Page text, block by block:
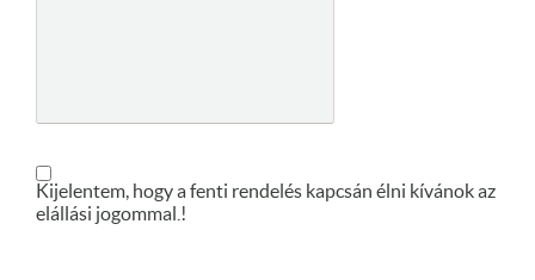
Kijelentem, hogy a fenti rendelés kapcsán élni kívánok az
elállási jogommal.!